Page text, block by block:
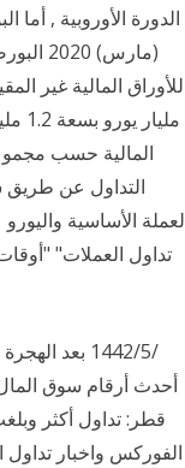
التداول عن طريق
تداول العملات"
أحدث أرقام سوق
الفوركس واخبار تداول